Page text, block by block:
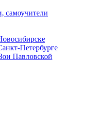
самоучители
Петербурге
Павловской